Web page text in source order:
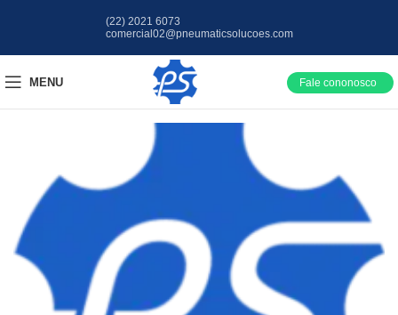
(22) 2021 6073
comercial02@pneumaticsolucoes.com
MENU Fale cononosco